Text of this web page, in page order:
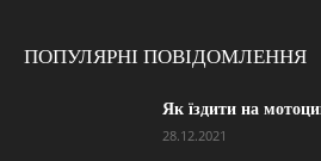
ПОПУЛЯРНІ ПОВІДОМЛЕННЯ
Як їздити на
28.12.2021